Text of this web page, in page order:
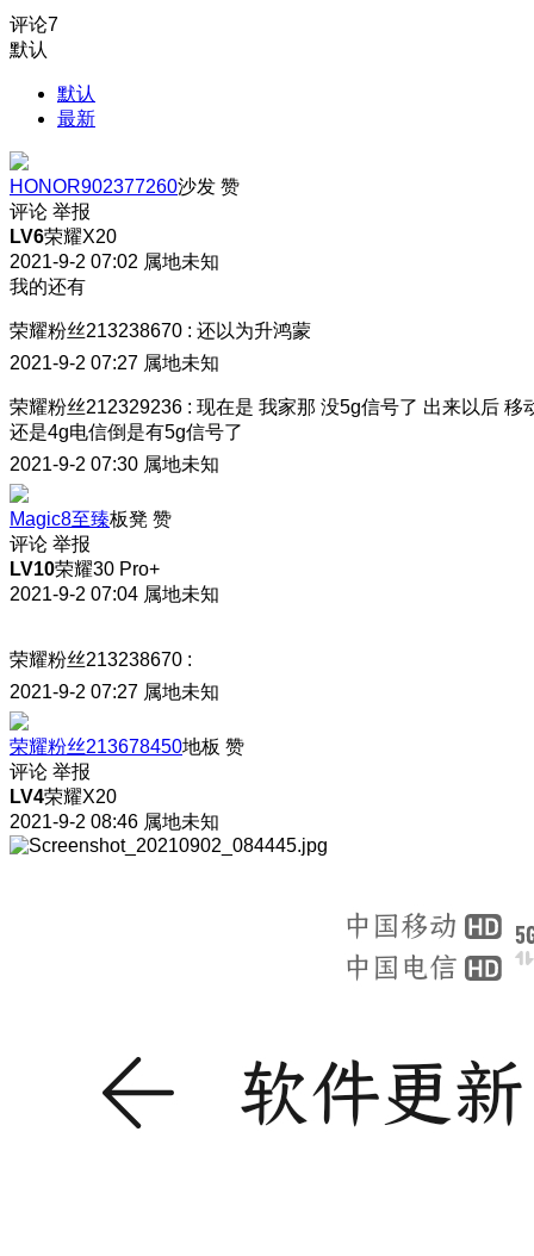
评论7
默认
默认
最新
HONOR902377260沙发 赞
评论 举报
LV6荣耀X20
2021-9-2 07:02 属地未知
我的还有
荣耀粉丝213238670 : 还以为升鸿蒙
2021-9-2 07:27 属地未知
荣耀粉丝212329236 : 现在是 我家那 没5g信号了 出来以后 移
还是4g电信倒是有5g信号了
2021-9-2 07:30 属地未知
Magic8至臻板凳 赞
评论 举报
LV10荣耀30 Pro+
2021-9-2 07:04 属地未知
荣耀粉丝213238670 :
2021-9-2 07:27 属地未知
荣耀粉丝213678450地板 赞
评论 举报
LV4荣耀X20
2021-9-2 08:46 属地未知